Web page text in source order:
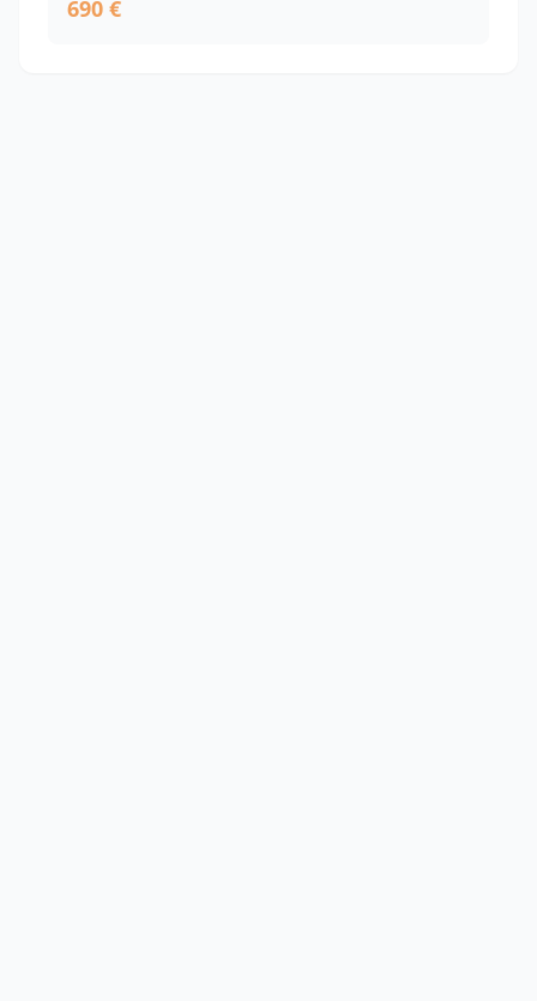
690 €